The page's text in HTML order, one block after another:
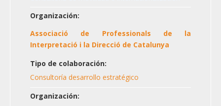
Organización:
Associació de Professionals de la
Interpretació i la Direcció de Catalunya
Tipo de colaboración:
Consultoría desarrollo estratégico
Organización: